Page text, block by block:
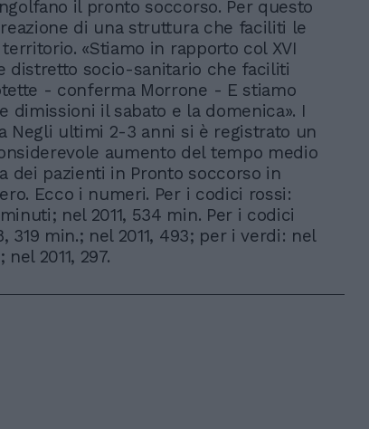
il pronto soccorso. Per questo
di una struttura che faciliti le
«Stiamo in rapporto col XVI
distretto socio-sanitario che faciliti
- conferma Morrone - E stiamo
dimissioni il sabato e la domenica». I
Negli ultimi 2-3 anni si è registrato un
aumento del tempo medio
dei pazienti in Pronto soccorso in
Ecco i numeri. Per i codici rossi:
nel 2011, 534 min. Per i codici
319 min.; nel 2011, 493; per i verdi: nel
nel 2011, 297.